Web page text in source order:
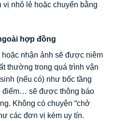
nhỏ lẻ hoặc chuyển bằng
hợp đồng
nhận ảnh sẽ được niêm
thường trong quá trình vận
(nếu có) như bốc tầng
điểm… sẽ được thông báo
Không có chuyện “chở
các đơn vị kém uy tín.